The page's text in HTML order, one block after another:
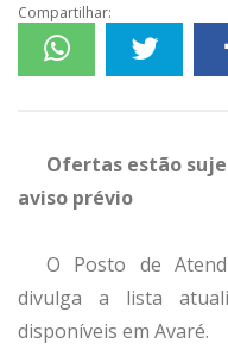
Compartilhar:
Ofertas estão
aviso prévio
O Posto de
divulga a lista
disponíveis em Avaré.